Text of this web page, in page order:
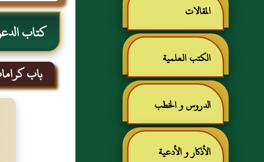
المقالات
الكتب العلمية
الدروس و الخطب
الأذكار و الأدعية
كتاب
باب